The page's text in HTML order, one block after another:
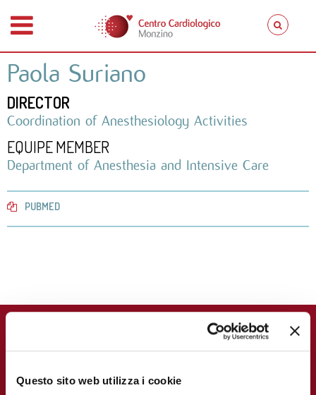
Questo sito web utilizza i cookie
Paola Suriano
DIRECTOR
Coordination of Anesthesiology Activities
EQUIPE MEMBER
Department of Anesthesia and Intensive Care
PUBMED
International Patient Office